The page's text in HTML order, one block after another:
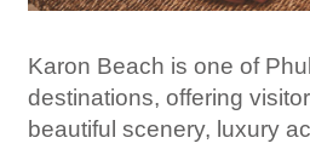
Karon Beach is one of
destinations, offering
beautiful scenery, luxury